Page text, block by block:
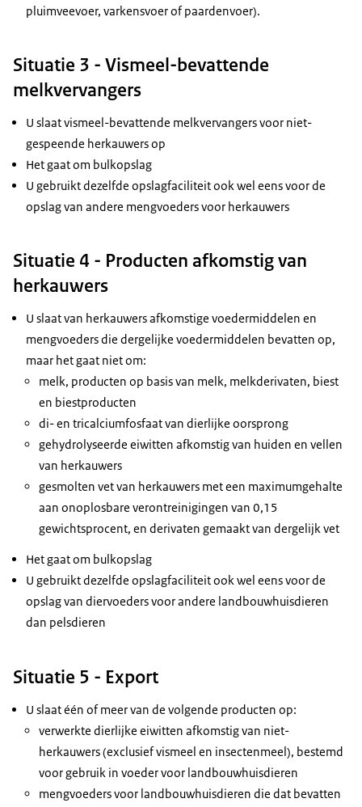
pluimveevoer, varkensvoer of paardenvoer).
Situatie 3 - Vismeel-bevattende
melkvervangers
U slaat vismeel-bevattende melkvervangers voor niet-
gespeende herkauwers op
Het gaat om bulkopslag
U gebruikt dezelfde opslagfaciliteit ook wel eens voor de
opslag van andere mengvoeders voor herkauwers
Situatie 4 - Producten afkomstig van
herkauwers
U slaat van herkauwers afkomstige voedermiddelen en
mengvoeders die dergelijke voedermiddelen bevatten op,
maar het gaat niet om:
melk, producten op basis van melk, melkderivaten, biest
en biestproducten
di- en tricalciumfosfaat van dierlijke oorsprong
gehydrolyseerde eiwitten afkomstig van huiden en vellen
van herkauwers
gesmolten vet van herkauwers met een maximumgehalte
aan onoplosbare verontreinigingen van 0,15
gewichtsprocent, en derivaten gemaakt van dergelijk vet
Het gaat om bulkopslag
U gebruikt dezelfde opslagfaciliteit ook wel eens voor de
opslag van diervoeders voor andere landbouwhuisdieren
dan pelsdieren
Situatie 5 - Export
U slaat één of meer van de volgende producten op:
verwerkte dierlijke eiwitten afkomstig van niet-
herkauwers (exclusief vismeel en insectenmeel), bestemd
voor gebruik in voeder voor landbouwhuisdieren
mengvoeders voor landbouwhuisdieren die dat bevatten